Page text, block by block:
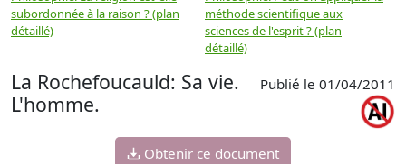
subordonnée à la raison ? (plan
détaillé)
méthode scientifique aux
sciences de l'esprit ? (plan
détaillé)
La Rochefoucauld: Sa vie.
L'homme.
Publié le 01/04/2011
Obtenir ce document